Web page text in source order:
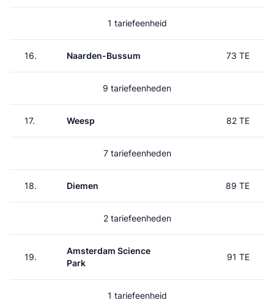
1 tariefeenheid
16. Naarden-Bussum 73 TE
9 tariefeenheden
17. Weesp 82 TE
7 tariefeenheden
18. Diemen 89 TE
2 tariefeenheden
19.
Amsterdam Science
Park
91 TE
1 tariefeenheid